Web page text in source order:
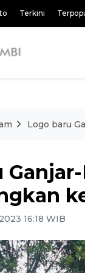
Terkini
Logo baru
16:18 WIB